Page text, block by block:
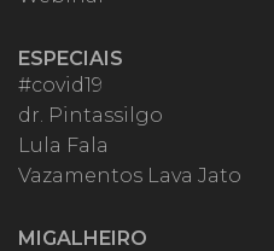
ESPECIAIS
#covid19
dr. Pintassilgo
Lula Fala
Vazamentos Lava Jato
MIGALHEIRO